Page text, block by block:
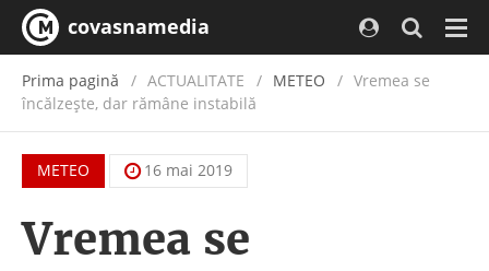
covasnamedia
Prima pagină ACTUALITATE / METEO
Vremea se
încălzeşte, dar rămâne instabilă
METEO 16 mai 2019
Vremea se